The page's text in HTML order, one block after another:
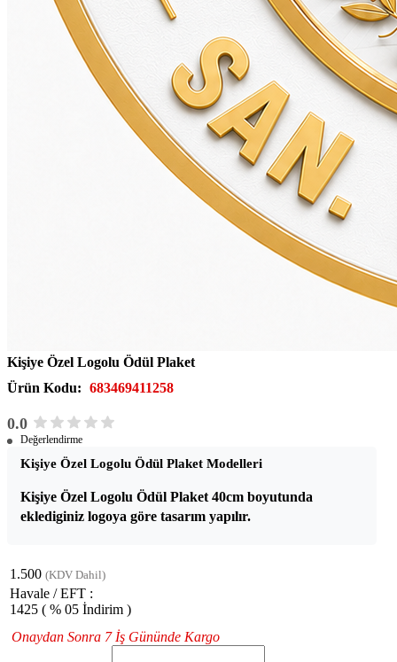
Kişiye Özel Logolu Ödül Plaket
Ürün Kodu: 683469411258
0.0
Değerlendirme
Kişiye Özel Logolu Ödül Plaket Modelleri
Kişiye Özel Logolu Ödül Plaket 40cm boyutunda
eklediginiz logoya göre tasarım yapılır.
1.500 (KDV Dahil)
Havale / EFT :
1425 ( % 05 İndirim )
Onaydan Sonra 7 İş Gününde Kargo